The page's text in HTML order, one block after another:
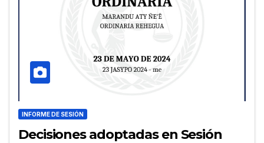
INFORME DE SESIÓN
Decisiones adoptadas en Sesión